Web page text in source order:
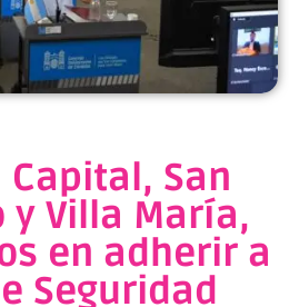
Capital, San
y Villa María,
en adherir a
Seguridad